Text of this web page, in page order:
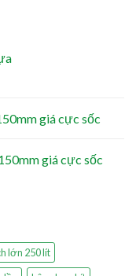
giá cực sốc
giá cực sốc
lớn 250 lít